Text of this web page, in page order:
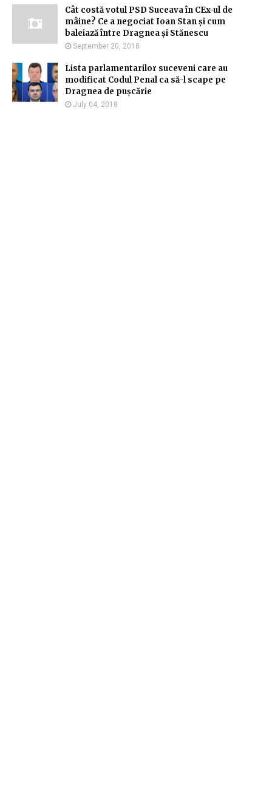
Cât costă votul PSD Suceava în CEx-ul de
mâine? Ce a negociat Ioan Stan și cum
baleiază între Dragnea și Stănescu
September 20, 2018
Lista parlamentarilor suceveni care au
modificat Codul Penal ca să-l scape pe
Dragnea de pușcărie
July 04, 2018